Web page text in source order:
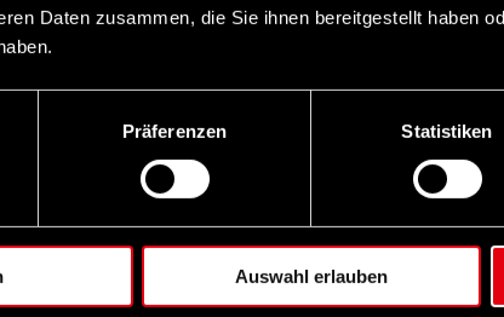
Daten zusammen, die Sie ihnen bereitgestellt haben
Präferenzen Statistiken
Auswahl erlauben